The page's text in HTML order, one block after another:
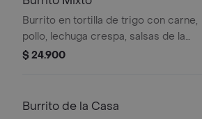
Burrito en tortilla de trigo con carne,
pollo, lechuga crespa, salsas de la
casa, jalapeño, frijol refrito, pico de
$ 24.900
Burrito de la Casa